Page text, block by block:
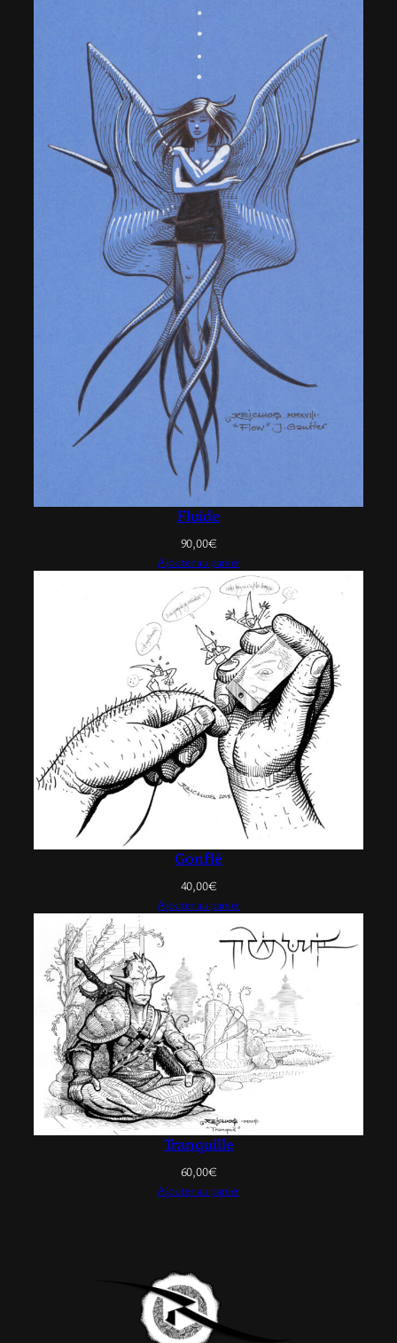
Fluide
90,00€
Ajouter au panier
Gonflé
40,00€
Ajouter au panier
Tranquille
60,00€
Ajouter au panier